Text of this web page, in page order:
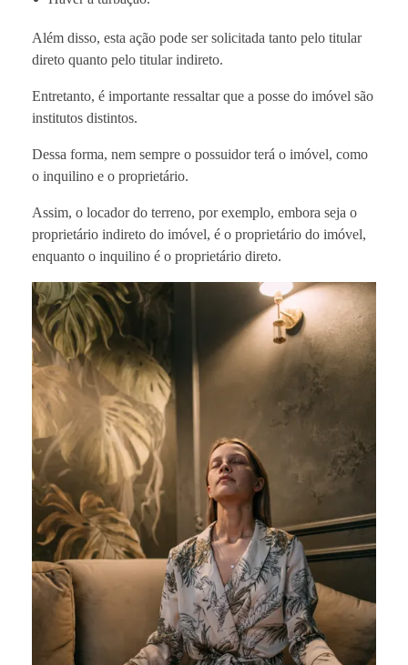
Além disso, esta ação pode ser solicitada tanto pelo titular
direto quanto pelo titular indireto.
Entretanto, é importante ressaltar que a posse do imóvel são
institutos distintos.
Dessa forma, nem sempre o possuidor terá o imóvel, como
o inquilino e o proprietário.
Assim, o locador do terreno, por exemplo, embora seja o
proprietário indireto do imóvel, é o proprietário do imóvel,
enquanto o inquilino é o proprietário direto.